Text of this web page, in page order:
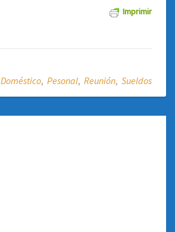
Imprimir
Doméstico, Pesonal, Reunión, Sueldos